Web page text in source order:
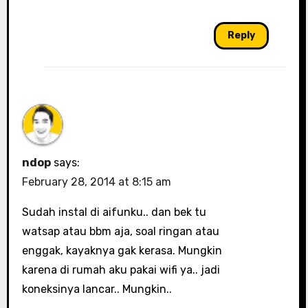
Reply
ndop says:
February 28, 2014 at 8:15 am
Sudah instal di aifunku.. dan bek tu
watsap atau bbm aja, soal ringan atau
enggak, kayaknya gak kerasa. Mungkin
karena di rumah aku pakai wifi ya.. jadi
koneksinya lancar.. Mungkin..